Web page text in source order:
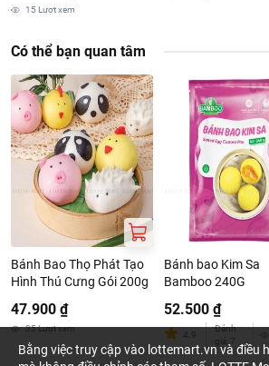
15Lượt xem
Có thể bạn quan tâm
Bánh Bao Thọ Phát Tạo
Hình Thú Cưng Gói 200g
47.900 ₫
35Lượt xem
Bánh bao Kim Sa
Bamboo 240G
52.500 ₫
4.9
Đánh
giá 7
Bằng việc truy cập vào lottemart.vn và điều